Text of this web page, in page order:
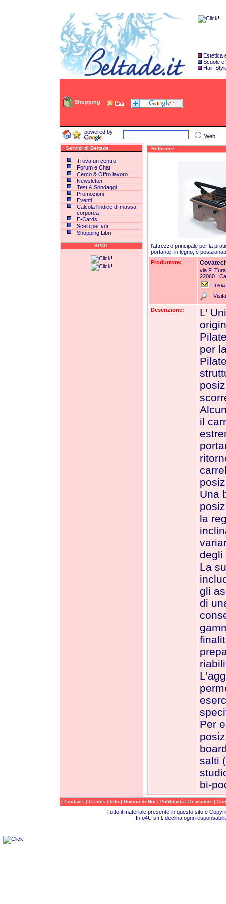
Estetica
Scuole e
Hair-
Shopping
powered by
Web
Servizi di Beltade
Trova un centro
Forum e Chat
Cerco & Offro lavoro
Newsletter
Test & Sondaggi
Promozioni
Eventi
Calcola l'indice di massa
corporea
E-Cards
Scelti per voi
Shopping Libri
SPOT
Reformer
l’attrezzo principale per la
portante, in legno, è
Produttore:
via F.
22060
Descrizione:
L’
per
il
Una
la
degli
La
gli
di
Per
salti
bi-
| Contacts | Credits | Info | Dicono di Noi | Pubblicità | Disclaimer |
Tutto il materiale presente in questo sito è
Info4U s.r.l. declina ogni